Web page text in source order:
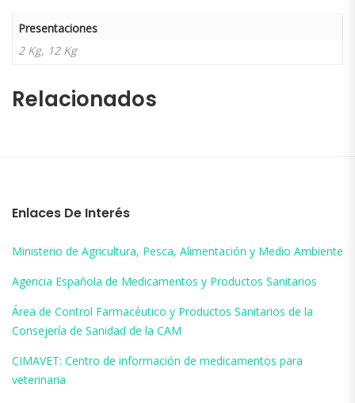
Presentaciones
2 Kg, 12 Kg
Relacionados
Enlaces De Interés
Ministerio de Agricultura, Pesca, Alimentación y Medio Ambiente
Agencia Española de Medicamentos y Productos Sanitarios
Área de Control Farmacéutico y Productos Sanitarios de la
Consejería de Sanidad de la CAM
CIMAVET: Centro de información de medicamentos para
veterinaria